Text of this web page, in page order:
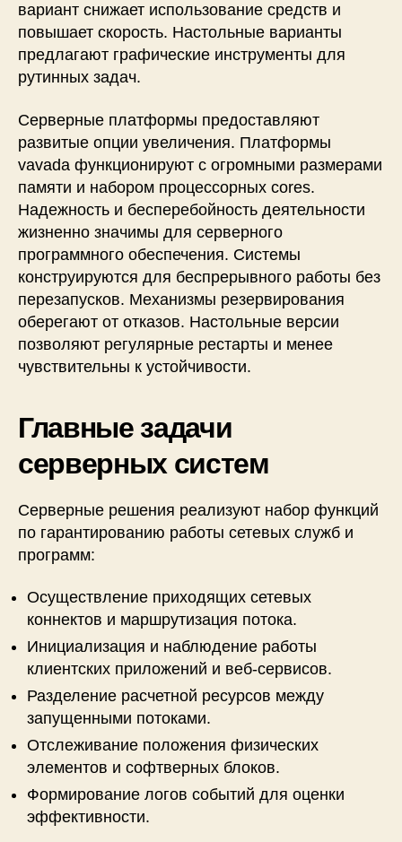
вариант снижает использование средств и
повышает скорость. Настольные варианты
предлагают графические инструменты для
рутинных задач.
Серверные платформы предоставляют
развитые опции увеличения. Платформы
vavada функционируют с огромными размерами
памяти и набором процессорных cores.
Надежность и бесперебойность деятельности
жизненно значимы для серверного
программного обеспечения. Системы
конструируются для беспрерывного работы без
перезапусков. Механизмы резервирования
оберегают от отказов. Настольные версии
позволяют регулярные рестарты и менее
чувствительны к устойчивости.
Главные задачи
серверных систем
Серверные решения реализуют набор функций
по гарантированию работы сетевых служб и
программ:
Осуществление приходящих сетевых
коннектов и маршрутизация потока.
Инициализация и наблюдение работы
клиентских приложений и веб-сервисов.
Разделение расчетной ресурсов между
запущенными потоками.
Отслеживание положения физических
элементов и софтверных блоков.
Формирование логов событий для оценки
эффективности.